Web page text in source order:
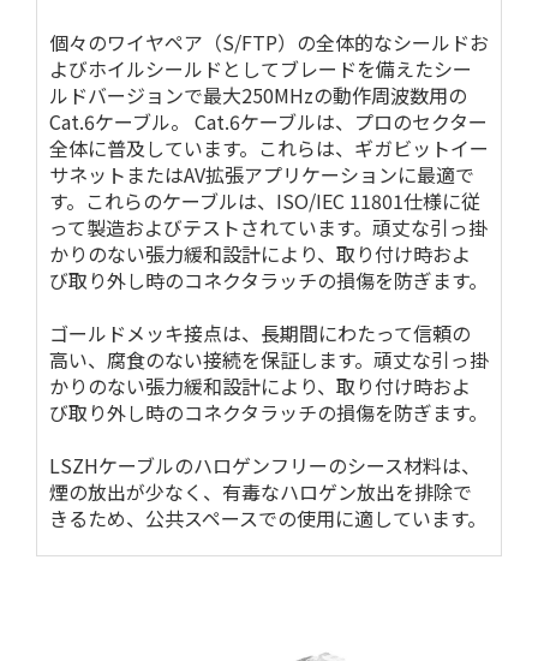
個々のワイヤペア（S/FTP）の全体的なシールドお
よびホイルシールドとしてブレードを備えたシー
ルドバージョンで最大250MHzの動作周波数用の
Cat.6ケーブル。 Cat.6ケーブルは、プロのセクター
全体に普及しています。これらは、ギガビットイー
サネットまたはAV拡張アプリケーションに最適で
す。これらのケーブルは、ISO/IEC 11801仕様に従
って製造およびテストされています。頑丈な引っ掛
かりのない張力緩和設計により、取り付け時およ
び取り外し時のコネクタラッチの損傷を防ぎます。
ゴールドメッキ接点は、長期間にわたって信頼の
高い、腐食のない接続を保証します。頑丈な引っ掛
かりのない張力緩和設計により、取り付け時およ
び取り外し時のコネクタラッチの損傷を防ぎます。
LSZHケーブルのハロゲンフリーのシース材料は、
煙の放出が少なく、有毒なハロゲン放出を排除で
きるため、公共スペースでの使用に適しています。